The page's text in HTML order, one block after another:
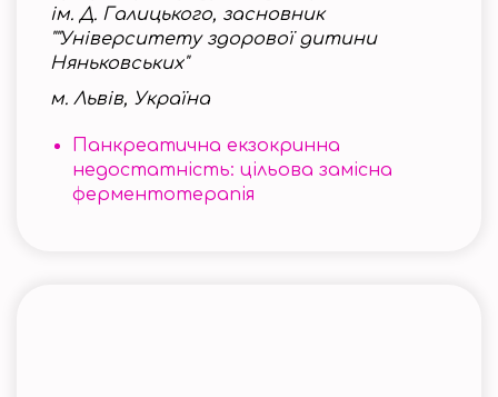
ім. Д. Галицького, засновник
""Університету здорової дитини
Няньковських"
м. Львів, Україна
Панкреатична екзокринна
недостатність: цільова замісна
ферментотерапія